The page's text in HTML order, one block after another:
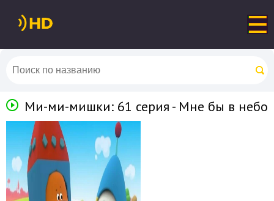
Ми-ми-мишки: 61 серия - Мне бы в небо